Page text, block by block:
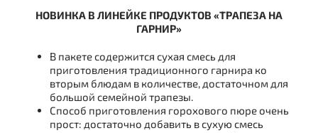
НОВИНКА В ЛИНЕЙКЕ ПРОДУКТОВ «ТРАПЕЗА НА
ГАРНИР»
В пакете содержится сухая смесь для
приготовления традиционного гарнира ко
вторым блюдам в количестве, достаточном для
большой семейной трапезы.
Способ приготовления горохового пюре очень
прост: достаточно добавить в сухую смесь